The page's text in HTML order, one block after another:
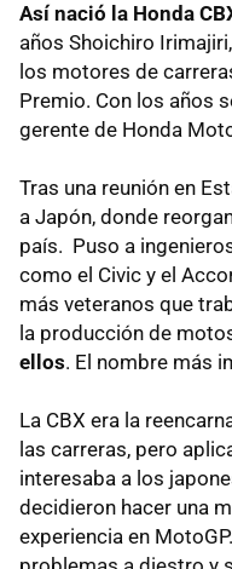
Así nació la Honda
años Shoichiro
los motores de
Premio. Con los años
gerente de Honda
Tras una reunión en
a Japón, donde
país. Puso a
como el Civic y el
más veteranos que
la producción de
ellos. El nombre más
La CBX era la
las carreras, pero
interesaba a los
decidieron hacer una
experiencia en